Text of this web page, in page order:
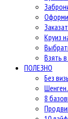
Круиз
Взять
ПОЛЕЗНО
Без
8